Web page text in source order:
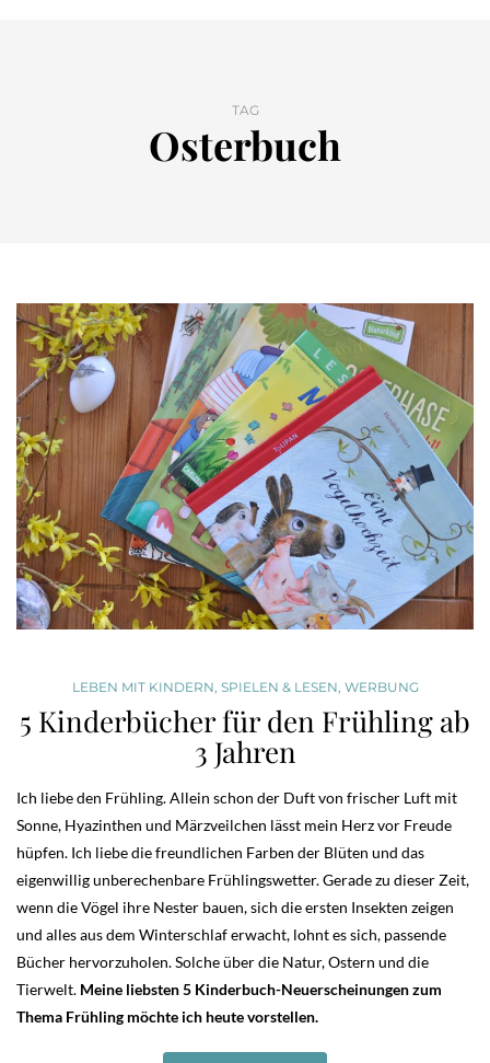
TAG
Osterbuch
LEBEN MIT KINDERN, SPIELEN & LESEN, WERBUNG
5 Kinderbücher für den Frühling ab
3 Jahren
Ich liebe den Frühling. Allein schon der Duft von frischer Luft mit
Sonne, Hyazinthen und Märzveilchen lässt mein Herz vor Freude
hüpfen. Ich liebe die freundlichen Farben der Blüten und das
eigenwillig unberechenbare Frühlingswetter. Gerade zu dieser Zeit,
wenn die Vögel ihre Nester bauen, sich die ersten Insekten zeigen
und alles aus dem Winterschlaf erwacht, lohnt es sich, passende
Bücher hervorzuholen. Solche über die Natur, Ostern und die
Tierwelt. Meine liebsten 5 Kinderbuch-Neuerscheinungen zum
Thema Frühling möchte ich heute vorstellen.